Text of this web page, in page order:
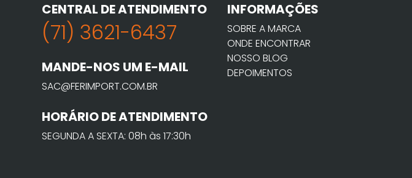
CENTRAL DE ATENDIMENTO
(71) 3621-6437
MANDE-NOS UM E-MAIL
SAC@FERIMPORT.COM.BR
HORÁRIO DE ATENDIMENTO
SEGUNDA A SEXTA: 08h às 17:30h
INFORMAÇÕES
SOBRE A MARCA
ONDE ENCONTRAR
NOSSO BLOG
DEPOIMENTOS